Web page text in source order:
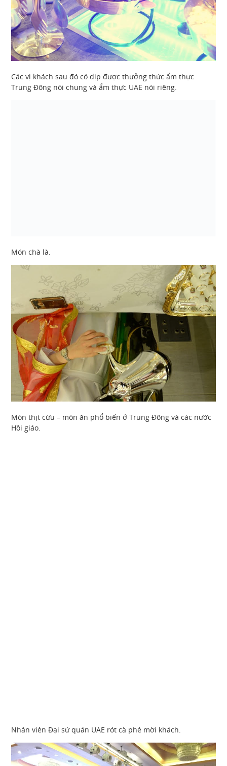
Các vị khách sau đó có dịp được thưởng thức ẩm thực
Trung Đông nói chung và ẩm thực UAE nói riêng.
Món chà là.
Món thịt cừu – món ăn phổ biến ở Trung Đông và các nước
Hồi giáo.
Nhân viên Đại sứ quán UAE rót cà phê mời khách.